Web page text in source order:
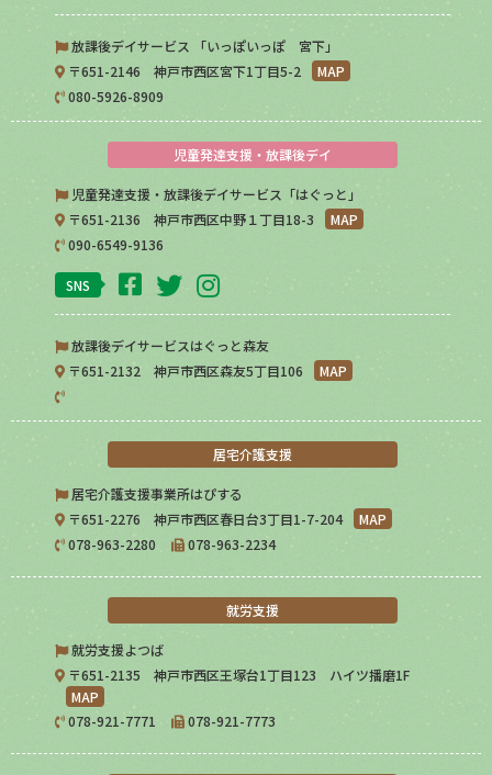
放課後デイサービス 「いっぽいっぽ 宮下」
〒651-2146 神戸市西区宮下1丁目5-2
MAP
080-5926-8909
児童発達支援・放課後デイ
児童発達支援・放課後デイサービス「はぐっと」
〒651-2136 神戸市西区中野１丁目18-3
MAP
090-6549-9136
SNS
放課後デイサービスはぐっと森友
〒651-2132 神戸市西区森友5丁目106
MAP
居宅介護支援
居宅介護支援事業所はぴする
〒651-2276 神戸市西区春日台3丁目1-7-204
MAP
078-963-2280
078-963-2234
就労支援
就労支援よつば
〒651-2135 神戸市西区王塚台1丁目123 ハイツ播磨1F
MAP
078-921-7771
078-921-7773